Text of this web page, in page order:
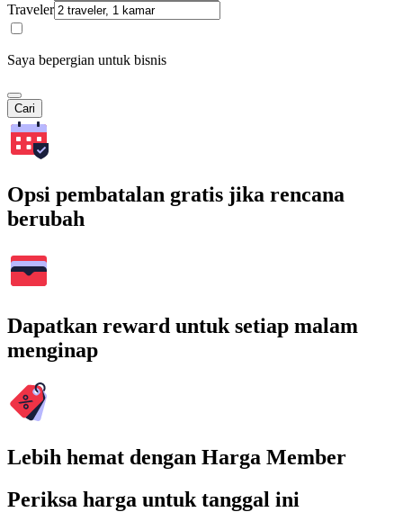
Traveler
Saya bepergian untuk bisnis
Cari
Opsi pembatalan gratis jika rencana
berubah
Dapatkan reward untuk setiap malam
menginap
Lebih hemat dengan Harga Member
Periksa harga untuk tanggal ini